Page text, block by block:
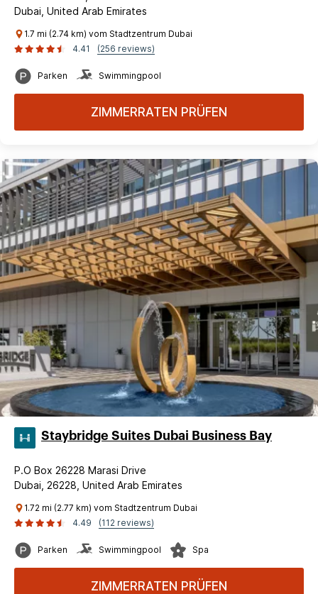
Dubai, United Arab Emirates
1.7 mi (2.74 km) vom Stadtzentrum Dubai
4.41
(256 reviews)
Parken Swimmingpool
ZIMMERRATEN PRÜFEN
Staybridge Suites Dubai Business Bay
P.O Box 26228 Marasi Drive
Dubai, 26228, United Arab Emirates
1.72 mi (2.77 km) vom Stadtzentrum Dubai
4.49
(112 reviews)
Parken Swimmingpool Spa
ZIMMERRATEN PRÜFEN